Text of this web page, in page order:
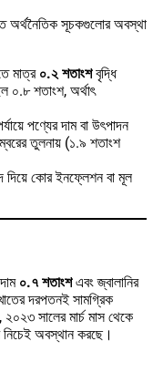
অর্থনৈতিক সূচকগুলোর অবস্থা
মাত্র ০.২ শতাংশবৃদ্ধি
০.৮ শতাংশ, অর্থাৎ
পণ্যের দাম বা উৎপাদন
তুলনায় (১.৯ শতাংশ
দিয়ে কোর ইনফ্লেশন বা মূল
০.৭ শতাংশএবং জ্বালানির
দরপতনই সামগ্রিক
সালের মার্চ মাস থেকে
নিচেই অবস্থান করছে।